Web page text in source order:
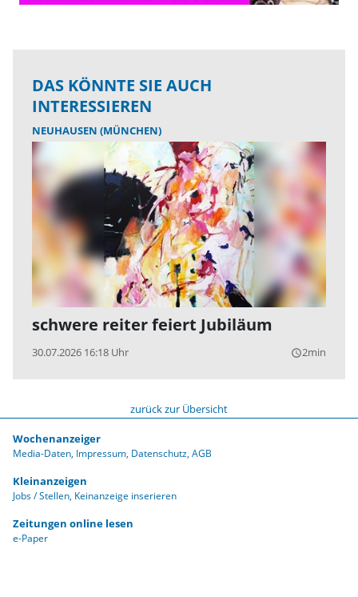
DAS KÖNNTE SIE AUCH
INTERESSIEREN
NEUHAUSEN (MÜNCHEN)
schwere reiter feiert Jubiläum
30.07.2026 16:18 Uhr query_builder2min
zurück zur Übersicht
Wochenanzeiger
Media-Daten Impressum Datenschutz AGB
Kleinanzeigen
Jobs / Stellen Keinanzeige inserieren
Zeitungen online lesen
e-Paper